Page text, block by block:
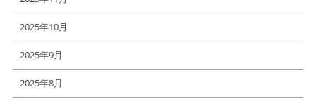
2025年10月
2025年9月
2025年8月